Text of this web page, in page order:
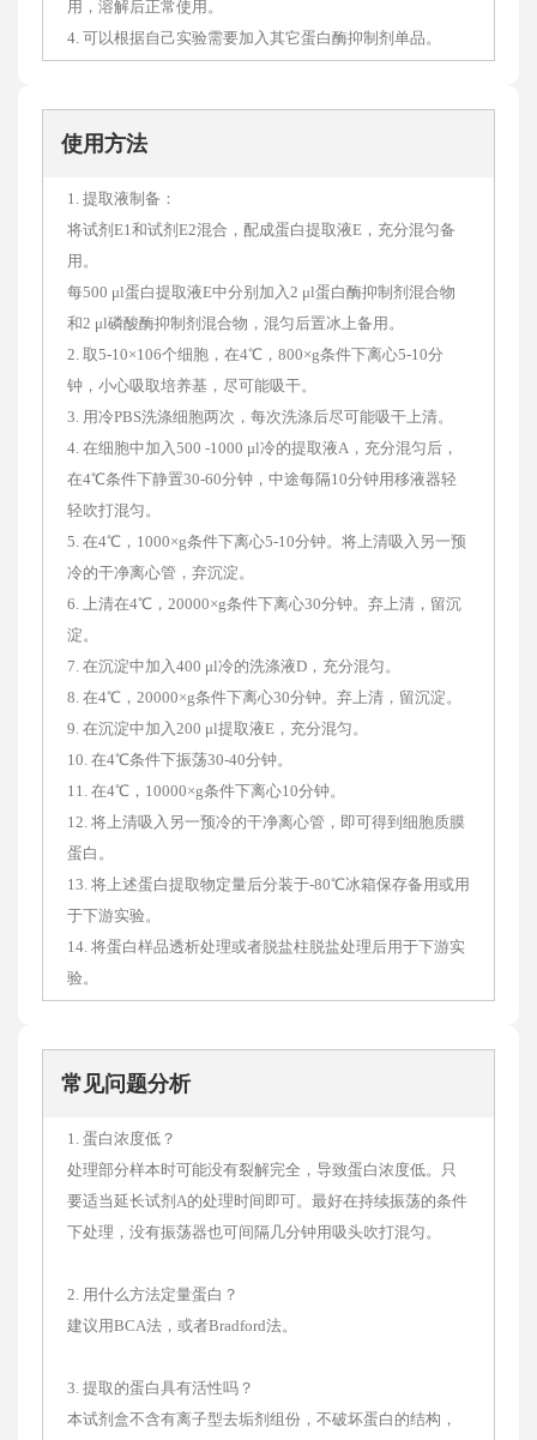
用，溶解后正常使用。
4. 可以根据自己实验需要加入其它蛋白酶抑制剂单品。
使用方法
1. 提取液制备：
将试剂E1和试剂E2混合，配成蛋白提取液E，充分混匀备
用。
每500 μl蛋白提取液E中分别加入2 μl蛋白酶抑制剂混合物
和2 μl磷酸酶抑制剂混合物，混匀后置冰上备用。
2. 取5-10×106个细胞，在4℃，800×g条件下离心5-10分
钟，小心吸取培养基，尽可能吸干。
3. 用冷PBS洗涤细胞两次，每次洗涤后尽可能吸干上清。
4. 在细胞中加入500 -1000 μl冷的提取液A，充分混匀后，
在4℃条件下静置30-60分钟，中途每隔10分钟用移液器轻
轻吹打混匀。
5. 在4℃，1000×g条件下离心5-10分钟。将上清吸入另一预
冷的干净离心管，弃沉淀。
6. 上清在4℃，20000×g条件下离心30分钟。弃上清，留沉
淀。
7. 在沉淀中加入400 μl冷的洗涤液D，充分混匀。
8. 在4℃，20000×g条件下离心30分钟。弃上清，留沉淀。
9. 在沉淀中加入200 μl提取液E，充分混匀。
10. 在4℃条件下振荡30-40分钟。
11. 在4℃，10000×g条件下离心10分钟。
12. 将上清吸入另一预冷的干净离心管，即可得到细胞质膜
蛋白。
13. 将上述蛋白提取物定量后分装于-80℃冰箱保存备用或用
于下游实验。
14. 将蛋白样品透析处理或者脱盐柱脱盐处理后用于下游实
验。
常见问题分析
1. 蛋白浓度低？
处理部分样本时可能没有裂解完全，导致蛋白浓度低。只
要适当延长试剂A的处理时间即可。最好在持续振荡的条件
下处理，没有振荡器也可间隔几分钟用吸头吹打混匀。
2. 用什么方法定量蛋白？
建议用BCA法，或者Bradford法。
3. 提取的蛋白具有活性吗？
本试剂盒不含有离子型去垢剂组份，不破坏蛋白的结构，